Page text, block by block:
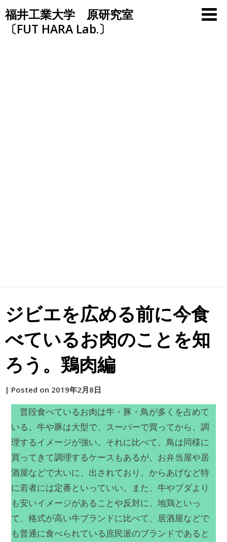
Skip
to
content
福井工業大学 原研究室
〔FUT HARA Lab.〕
ジビエを広める前に今食
べているお肉のことを知
ろう。鶏肉編
by
原
| Posted on 2019年2月8日
普段食べているお肉は牛・豚・鳥が多くを占めて
いる。牛や豚は大型で、スーパーで買ってから、調
理するイメージが強い。それに比べて、鳥は同様に
買ってきて調理するケースもあるが、お弁当屋や居
酒屋などで大いに、出されており、からあげなど特
に若者には定番といっていい。また、牛やブダより
も安いイメージがあることや反対に、地鶏といっ
て、格式が高い牛ブランドに比べて、居酒屋などで
も普通に食べられている庶民派のブランドであると